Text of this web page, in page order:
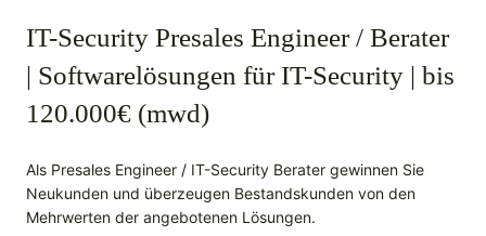
IT-Security Presales Engineer / Berater
| Softwarelösungen für IT-Security | bis
120.000€ (mwd)
Als Presales Engineer / IT-Security Berater gewinnen Sie
Neukunden und überzeugen Bestandskunden von den
Mehrwerten der angebotenen Lösungen.